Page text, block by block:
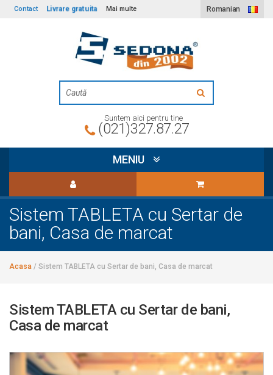
Contact Livrare gratuita Mai multe Romanian
Suntem aici pentru tine
(021)327.87.27
MENIU
Sistem TABLETA cu Sertar de
bani, Casa de marcat
Acasa / Sistem TABLETA cu Sertar de bani, Casa de marcat
Sistem TABLETA cu Sertar de bani,
Casa de marcat